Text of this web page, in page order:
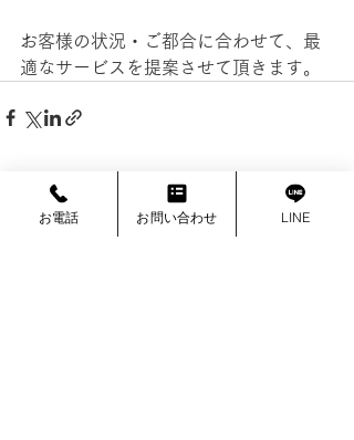
お客様の状況・ご都合に合わせて、最
適なサービスを提案させて頂きます。
最新記事
お電話 お問い合わせ LINE